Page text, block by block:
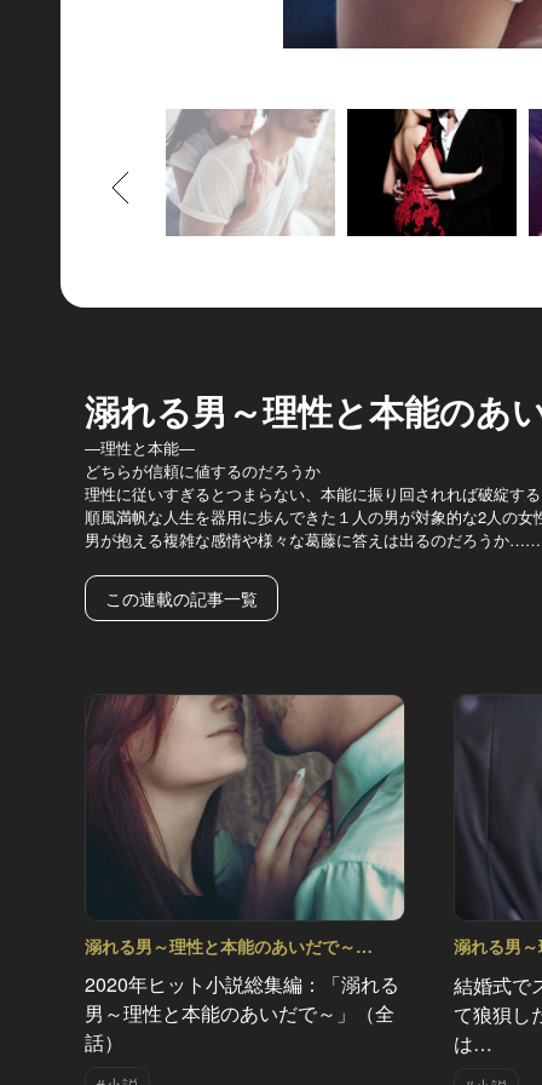
もどる
溺れる男～理性と本能のあ
―理性と本能―
どちらが信頼に値するのだろうか
理性に従いすぎるとつまらない、本能に振り回されれば破綻す
順風満帆な人生を器用に歩んできた１人の男が対象的な2人の女
男が抱える複雑な感情や様々な葛藤に答えは出るのだろうか……
この連載の記事一覧
溺れる男～理性と本能のあいだで～
Vol.15
2020年ヒット小説総集編：「溺れる
男～理性と本能のあいだで～」（全
話）
溺れる男
結婚式で
て狼狽し
は…